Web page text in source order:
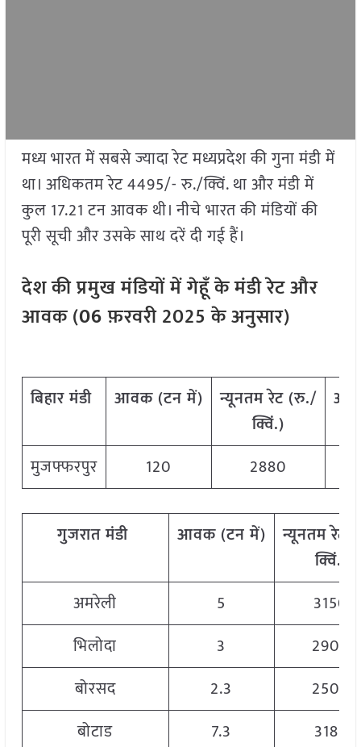
मध्य भारत में सबसे ज्यादा रेट मध्यप्रदेश की गुना मंडी में
था। अधिकतम रेट 4495/- रु./क्विं. था और मंडी में
कुल 17.21 टन आवक थी। नीचे भारत की मंडियों की
पूरी सूची और उसके साथ दरें दी गई हैं।
देशकीप्रमुखमंडियोंमेंगेहूँकेमंडीरेटऔर
आवक(06फ़रवरी2025 केअनुसार)
बिहारमंडी आवक(टनमें) न्यूनतमरेट(रु./
क्विं.)
मुजफ्फरपुर 120 2880
गुजरातमंडी आवक(टनमें) न्यूनतमरेट
क्विं.)
अमरेली
5
3150
भिलोदा
3
2900
बोरसद
2.3
2500
बोटाड
7.3
3185